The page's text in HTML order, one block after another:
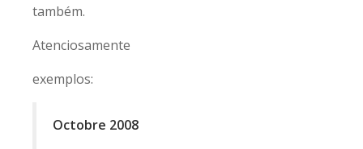
também.
Atenciosamente
exemplos:
Octobre 2008